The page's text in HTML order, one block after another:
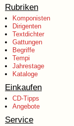
Rubriken
Komponisten
Dirigenten
Textdichter
Gattungen
Begriffe
Tempi
Jahrestage
Kataloge
Einkaufen
CD-Tipps
Angebote
Service